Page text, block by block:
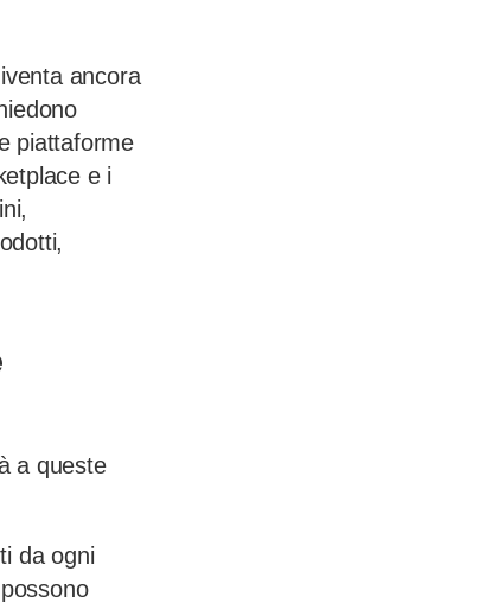
ancora
piattaforme
e i
a queste
da ogni